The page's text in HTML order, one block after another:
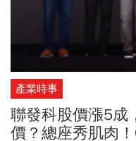
產業時事
聯發科股價漲5成
價？總座秀肌肉！